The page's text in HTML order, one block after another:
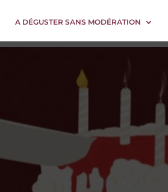
A DÉGUSTER SANS MODÉRATION